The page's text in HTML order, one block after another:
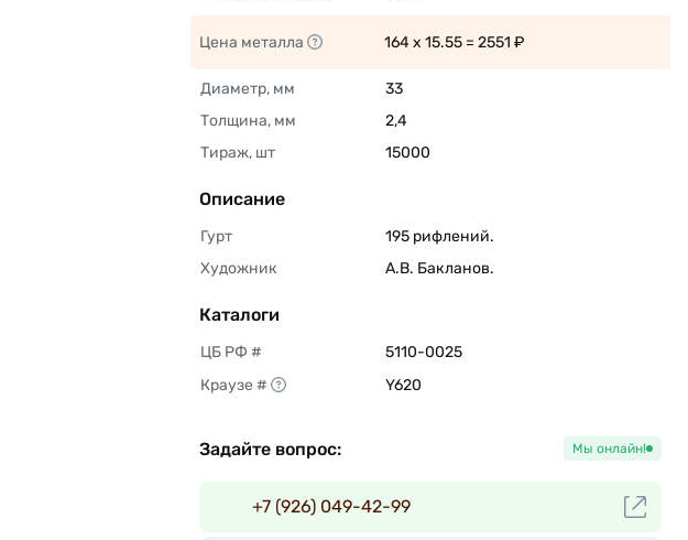
Цена металла 164 x 15.55 = 2551 ₽
Диаметр, мм
33
Толщина, мм
2,4
Тираж, шт
15000
Описание
Гурт
195 рифлений.
Художник
А.В. Бакланов.
Каталоги
ЦБ РФ #
5110-0025
Краузе #
Y620
Задайте вопрос: Мы онлайн!
+7 (926) 049-42-99